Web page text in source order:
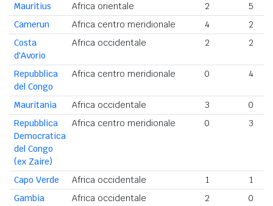
Mauritius
Africa orientale 2
5
Camerun
Africa centro meridionale 4
2
Costa
d'Avorio
Africa occidentale 2 2
Repubblica
del Congo
Africa centro meridionale 0 4
Mauritania Africa occidentale 3
0
Repubblica
Democratica
del Congo
(ex Zaire)
Africa centro meridionale 0 3
Capo Verde Africa occidentale 1
1
Gambia
Africa occidentale 2
0